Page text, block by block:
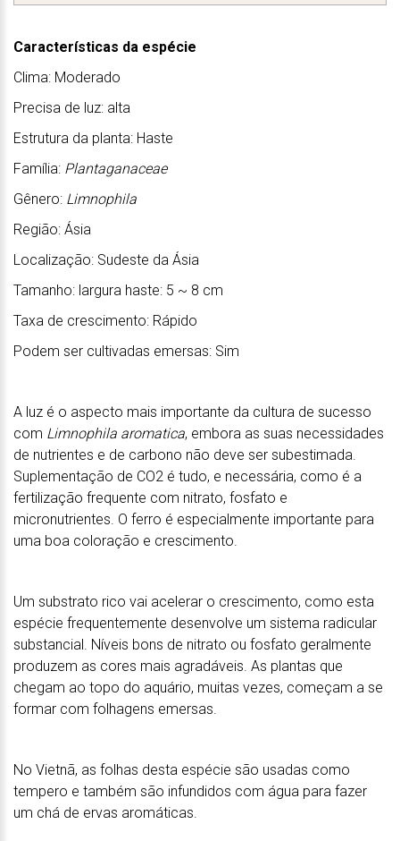
Características da espécie
Clima: Moderado
Precisa de luz: alta
Estrutura da planta: Haste
Família: Plantaganaceae
Gênero: Limnophila
Região: Ásia
Localização: Sudeste da Ásia
Tamanho: largura haste: 5 ~ 8 cm
Taxa de crescimento: Rápido
Podem ser cultivadas emersas: Sim
A luz é o aspecto mais importante da cultura de sucesso
com Limnophila aromatica, embora as suas necessidades
de nutrientes e de carbono não deve ser subestimada.
Suplementação de CO2 é tudo, e necessária, como é a
fertilização frequente com nitrato, fosfato e
micronutrientes. O ferro é especialmente importante para
uma boa coloração e crescimento.
Um substrato rico vai acelerar o crescimento, como esta
espécie frequentemente desenvolve um sistema radicular
substancial. Níveis bons de nitrato ou fosfato geralmente
produzem as cores mais agradáveis. As plantas que
chegam ao topo do aquário, muitas vezes, começam a se
formar com folhagens emersas.
No Vietnã, as folhas desta espécie são usadas como
tempero e também são infundidos com água para fazer
um chá de ervas aromáticas.